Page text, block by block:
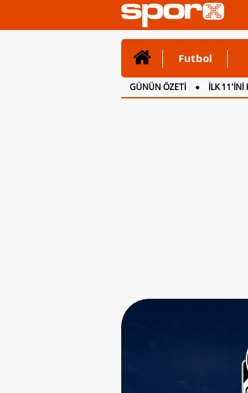
Futbol
GÜNÜN ÖZETİ İLK 11'İNİ
CANLI ANLATIM